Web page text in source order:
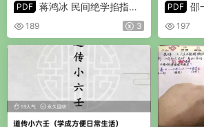
PDF 蒋鸿冰 民间绝学掐指神
算 PDF 196页
189 3
PDF 邵
678页
197